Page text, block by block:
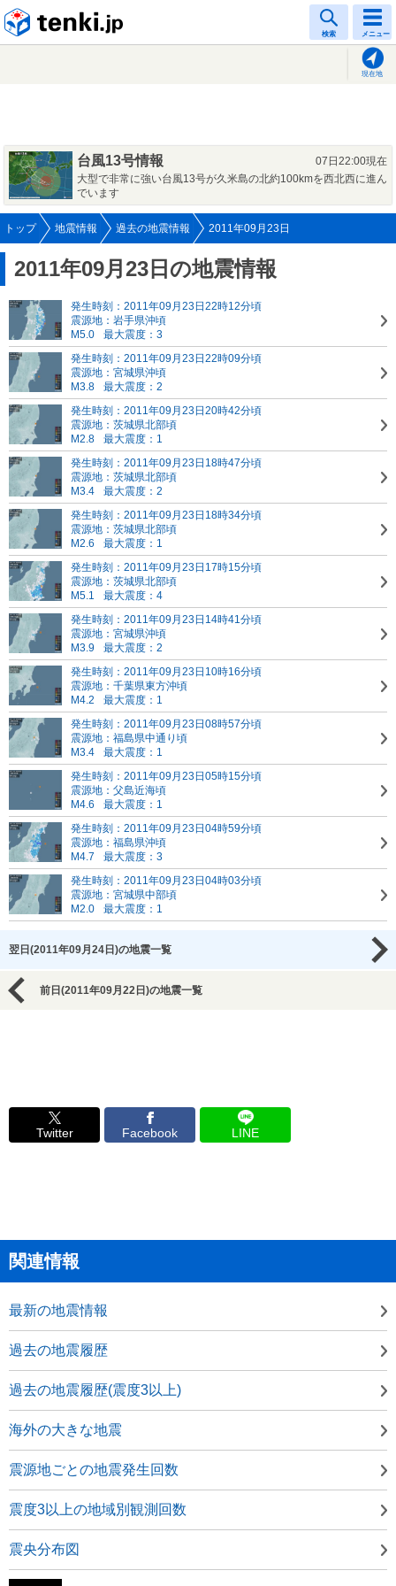
検索 メニュー
現在地
台風13号情報
07日22:00現在
大型で非常に強い台風13号が久米島の北約100kmを西北西に進ん
でいます
トップ 地震情報 過去の地震情報 2011年09月23日
2011年09月23日の地震情報
発生時刻：2011年09月23日22時12分頃
震源地：岩手県沖頃
M5.0
最大震度：3
発生時刻：2011年09月23日22時09分頃
震源地：宮城県沖頃
M3.8
最大震度：2
発生時刻：2011年09月23日20時42分頃
震源地：茨城県北部頃
M2.8
最大震度：1
発生時刻：2011年09月23日18時47分頃
震源地：茨城県北部頃
M3.4
最大震度：2
発生時刻：2011年09月23日18時34分頃
震源地：茨城県北部頃
M2.6
最大震度：1
発生時刻：2011年09月23日17時15分頃
震源地：茨城県北部頃
M5.1
最大震度：4
発生時刻：2011年09月23日14時41分頃
震源地：宮城県沖頃
M3.9
最大震度：2
発生時刻：2011年09月23日10時16分頃
震源地：千葉県東方沖頃
M4.2
最大震度：1
発生時刻：2011年09月23日08時57分頃
震源地：福島県中通り頃
M3.4
最大震度：1
発生時刻：2011年09月23日05時15分頃
震源地：父島近海頃
M4.6
最大震度：1
発生時刻：2011年09月23日04時59分頃
震源地：福島県沖頃
M4.7
最大震度：3
発生時刻：2011年09月23日04時03分頃
震源地：宮城県中部頃
M2.0
最大震度：1
翌日(2011年09月24日)の地震一覧
前日(2011年09月22日)の地震一覧
Twitter Facebook LINE
関連情報
最新の地震情報
過去の地震履歴
過去の地震履歴(震度3以上)
海外の大きな地震
震源地ごとの地震発生回数
震度3以上の地域別観測回数
震央分布図